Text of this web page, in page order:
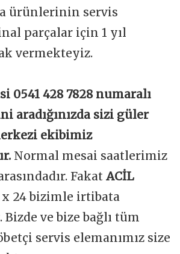
ürünlerinin servis
parçalar için 1 yıl
vermekteyiz.
0541 428 7828 numaralı
aradığınızda sizi güler
ekibimiz
Normal mesai saatlerimiz
Fakat ACİL
24 bizimle irtibata
ve bize bağlı tüm
servis elemanımız size